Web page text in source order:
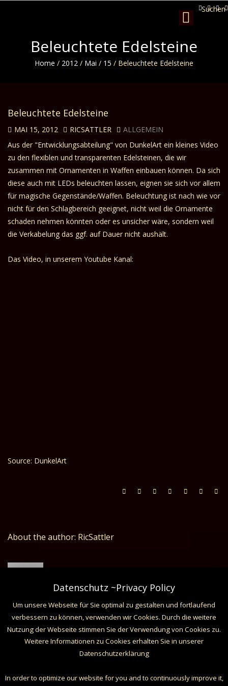
Suchen
Toggle
navigation
Beleuchtete Edelsteine
Home / 2012 / Mai / 15 / Beleuchtete Edelsteine
Beleuchtete Edelsteine
MAI 15, 2012 RICSATTLER
ALLGEMEIN
Aus der "Entwicklungsabteilung" von DunkelArt ein kleines Video
zu den flexiblen und transparenten Edelsteinen, die wir
zusammen mit Ornamenten in Waffen einbauen können. Da sich
diese auch mit LEDs beleuchten lassen, eignen sie sich vor allem
für magische Gegenstände/Waffen. Beleuchtung ist nach wie vor
nicht für den Schlagbereich geeignet, nicht weil die Ornamente
schaden nehmen könnten oder es unsicher wäre, sondern weil
die Verkabelung das ggf. auf Dauer nicht aushält.
Das Video, in unserem Youtube Kanal:
Source: DunkelArt
About the author: RicSattler
Related Posts
Datenschutz ~Privacy Policy
Um unsere Webseite für Sie optimal zu gestalten und fortlaufend
verbessern zu können, verwenden wir Cookies. Durch die weitere
Nutzung der Webseite stimmen Sie der Verwendung von Cookies zu.
Weitere Informationen zu Cookies erhalten Sie in unserer
Datenschutzerklärung
In order to optimize our website for you and to continuously improve it,